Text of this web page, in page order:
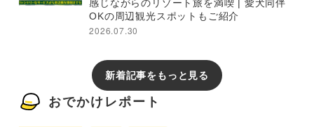
感じながらのリゾート旅を満喫 | 愛犬同伴
OKの周辺観光スポットもご紹介
2026.07.30
新着記事をもっと見る
おでかけレポート